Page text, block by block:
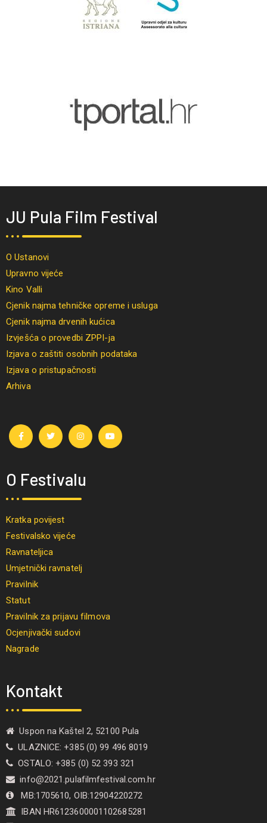
JU Pula Film Festival
O Ustanovi
Upravno vijeće
Kino Valli
Cjenik najma tehničke opreme i usluga
Cjenik najma drvenih kućica
Izvješća o provedbi ZPPI-ja
Izjava o zaštiti osobnih podataka
Izjava o pristupačnosti
Arhiva
O Festivalu
Kratka povijest
Festivalsko vijeće
Ravnateljica
Umjetnički ravnatelj
Pravilnik
Statut
Pravilnik za prijavu filmova
Ocjenjivački sudovi
Nagrade
Kontakt
Uspon na Kaštel 2, 52100 Pula
ULAZNICE: +385 (0) 99 496 8019
OSTALO: +385 (0) 52 393 321
info@2021.pulafilmfestival.com.hr
MB:1705610, OIB:12904220272
IBAN HR6123600001102685281